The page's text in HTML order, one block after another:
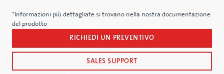
*Informazioni più dettagliate si trovano nella nostra documentazione
del prodotto
RICHIEDI UN PREVENTIVO
SALES SUPPORT